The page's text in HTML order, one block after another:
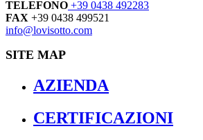
TELEFONO +39 0438 492283
FAX +39 0438 499521
info@lovisotto.com
SITE MAP
AZIENDA
CERTIFICAZIONI